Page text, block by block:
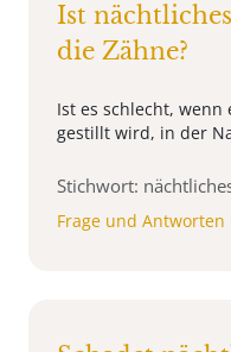
Ist
die Zähne?
Ist es schlecht,
gestillt wird, in der
Stichwort:
Frage und Antworten